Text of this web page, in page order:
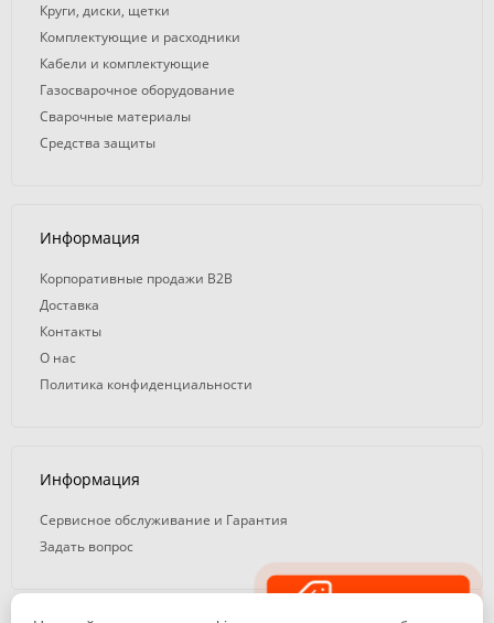
Круги, диски, щетки
Комплектующие и расходники
Кабели и комплектующие
Газосварочное оборудование
Сварочные материалы
Средства защиты
Информация
Корпоративные продажи B2B
Доставка
Контакты
О нас
Политика конфиденциальности
Информация
Сервисное обслуживание и Гарантия
Задать вопрос